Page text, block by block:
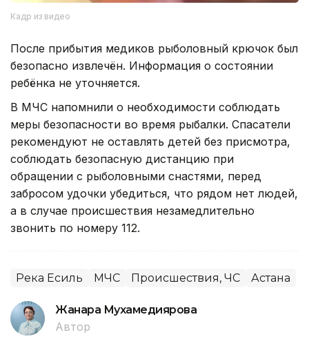
Кадр из видео
После прибытия медиков рыболовный крючок был
безопасно извлечён. Информация о состоянии
ребёнка не уточняется.
В МЧС напомнили о необходимости соблюдать
меры безопасности во время рыбалки. Спасатели
рекомендуют не оставлять детей без присмотра,
соблюдать безопасную дистанцию при
обращении с рыболовными снастями, перед
забросом удочки убедиться, что рядом нет людей,
а в случае происшествия незамедлительно
звонить по номеру 112.
Река Есиль МЧС Происшествия, ЧС Астана
Жанара Мухамедиярова
Автор